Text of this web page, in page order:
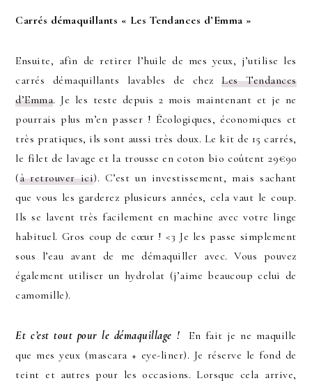
Carrés démaquillants « Les Tendances d’Emma »
Ensuite, afin de retirer l’huile de mes yeux, j’utilise les
carrés démaquillants lavables de chezLes Tendances
d’Emma. Je les teste depuis 2 mois maintenant et je ne
pourrais plus m’en passer ! Écologiques, économiques et
très pratiques, ils sont aussi très doux. Le kit de 15 carrés,
le filet de lavage et la trousse en coton bio coûtent 29€90
(à retrouver ici). C’est un investissement, mais sachant
que vous les garderez plusieurs années, cela vaut le coup.
Ils se lavent très facilement en machine avec votre linge
habituel. Gros coup de cœur ! <3 Je les passe simplement
sous l’eau avant de me démaquiller avec. Vous pouvez
également utiliser un hydrolat (j’aime beaucoup celui de
camomille).
Et c’est tout pour le démaquillage !En fait je ne maquille
que mes yeux (mascara + eye-liner). Je réserve le fond de
teint et autres pour les occasions. Lorsque cela arrive,